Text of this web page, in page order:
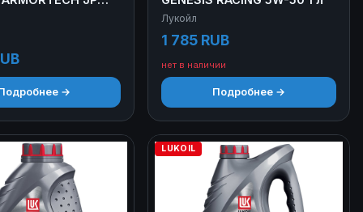
л
→
Лукойл
1 785 RUB
нет в наличии
Подробнее →
LUKOIL